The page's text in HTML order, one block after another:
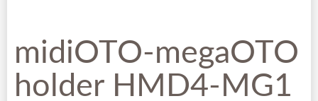
midiOTO-megaOTO
holder HMD4-MG1